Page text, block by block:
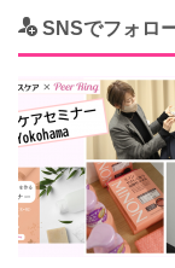
SNSでフォロ